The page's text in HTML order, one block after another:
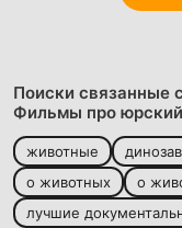
Поиски связанные
Фильмы про
животные
о животных
о
лучшие